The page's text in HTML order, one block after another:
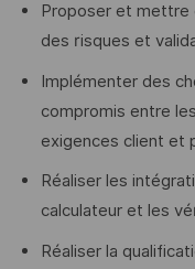
Proposer et
des risques et
Implémenter des
compromis entre
exigences client et
Réaliser les
calculateur et les
Réaliser la